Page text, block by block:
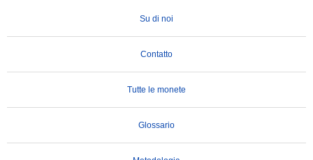
Su di noi
Contatto
Tutte le monete
Glossario